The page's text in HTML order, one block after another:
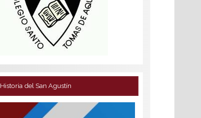
Historia del San Agustín